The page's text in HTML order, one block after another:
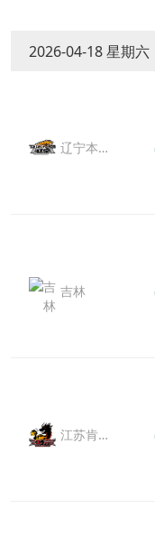
2026-04-18 星期六
辽宁本
吉林
江苏肯